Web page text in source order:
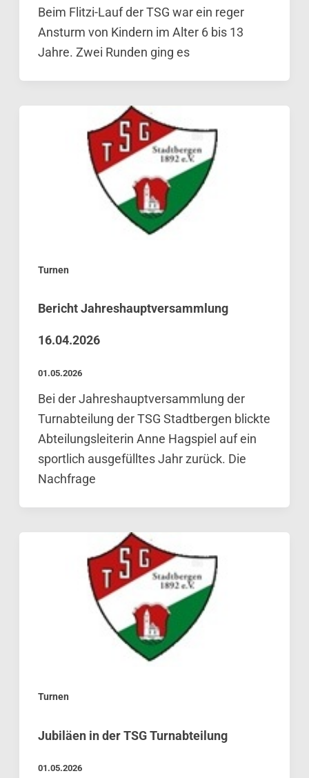
Beim Flitzi-Lauf der TSG war ein reger
Ansturm von Kindern im Alter 6 bis 13
Jahre. Zwei Runden ging es
Turnen
Bericht Jahreshauptversammlung
16.04.2026
01.05.2026
Bei der Jahreshauptversammlung der
Turnabteilung der TSG Stadtbergen blickte
Abteilungsleiterin Anne Hagspiel auf ein
sportlich ausgefülltes Jahr zurück. Die
Nachfrage
Turnen
Jubiläen in der TSG Turnabteilung
01.05.2026